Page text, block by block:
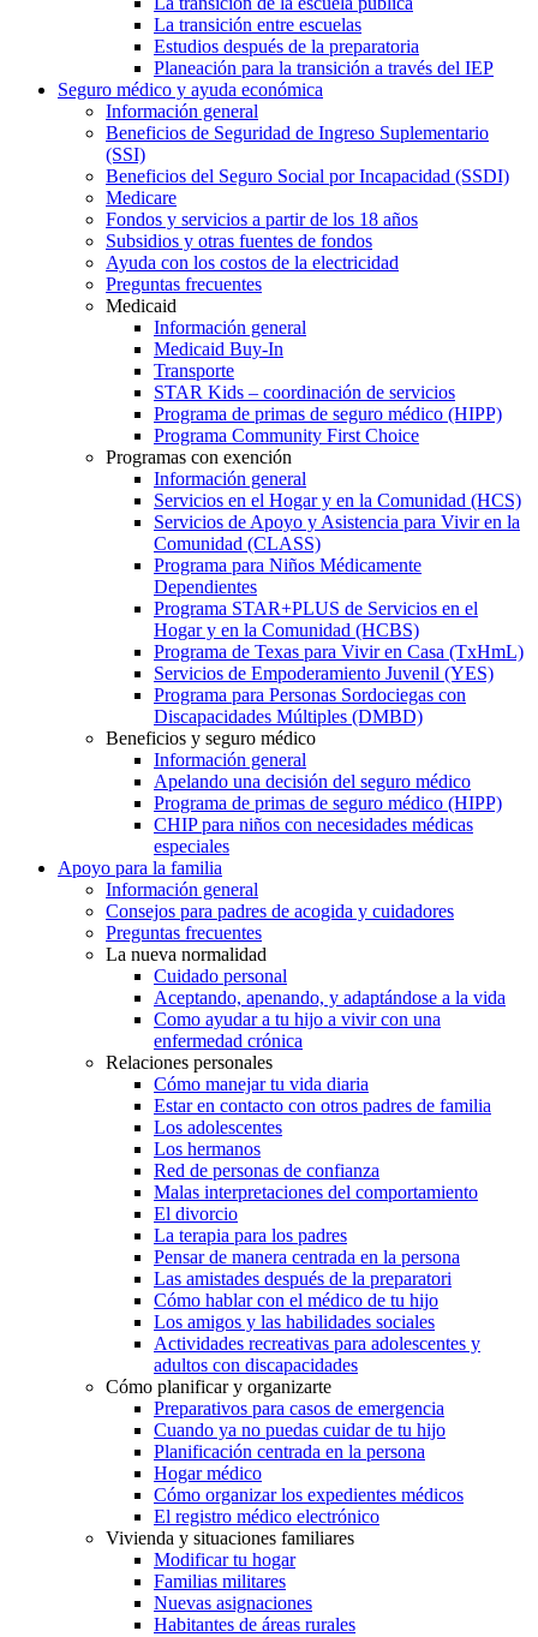
La transición entre escuelas
Estudios después de la preparatoria
Planeación para la transición a través del IEP
Seguro médico y ayuda económica
Información general
Beneficios de Seguridad de Ingreso Suplementario
(SSI)
Beneficios del Seguro Social por Incapacidad (SSDI)
Medicare
Fondos y servicios a partir de los 18 años
Subsidios y otras fuentes de fondos
Ayuda con los costos de la electricidad
Preguntas frecuentes
Medicaid
Información general
Medicaid Buy-In
Transporte
STAR Kids – coordinación de servicios
Programa de primas de seguro médico (HIPP)
Programa Community First Choice
Programas con exención
Información general
Servicios en el Hogar y en la Comunidad (HCS)
Servicios de Apoyo y Asistencia para Vivir en la
Comunidad (CLASS)
Programa para Niños Médicamente
Dependientes
Programa STAR+PLUS de Servicios en el
Hogar y en la Comunidad (HCBS)
Programa de Texas para Vivir en Casa (TxHmL)
Servicios de Empoderamiento Juvenil (YES)
Programa para Personas Sordociegas con
Discapacidades Múltiples (DMBD)
Beneficios y seguro médico
Información general
Apelando una decisión del seguro médico
Programa de primas de seguro médico (HIPP)
CHIP para niños con necesidades médicas
especiales
Apoyo para la familia
Información general
Consejos para padres de acogida y cuidadores
Preguntas frecuentes
La nueva normalidad
Cuidado personal
Aceptando, apenando, y adaptándose a la vida
Como ayudar a tu hijo a vivir con una
enfermedad crónica
Relaciones personales
Cómo manejar tu vida diaria
Estar en contacto con otros padres de familia
Los adolescentes
Los hermanos
Red de personas de confianza
Malas interpretaciones del comportamiento
El divorcio
La terapia para los padres
Pensar de manera centrada en la persona
Las amistades después de la preparatori
Cómo hablar con el médico de tu hijo
Los amigos y las habilidades sociales
Actividades recreativas para adolescentes y
adultos con discapacidades
Cómo planificar y organizarte
Preparativos para casos de emergencia
Cuando ya no puedas cuidar de tu hijo
Planificación centrada en la persona
Hogar médico
Cómo organizar los expedientes médicos
El registro médico electrónico
Vivienda y situaciones familiares
Modificar tu hogar
Familias militares
Nuevas asignaciones
Habitantes de áreas rurales